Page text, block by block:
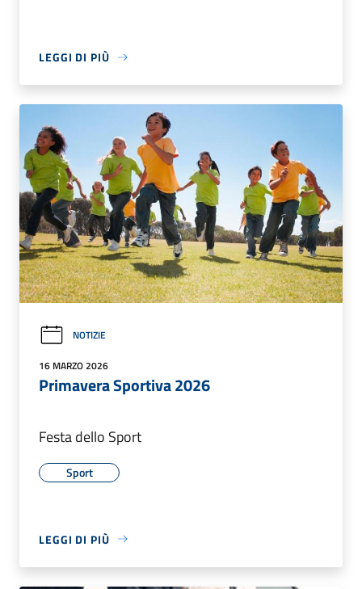
LEGGI DI PIÙ
NOTIZIE
16 MARZO 2026
Primavera Sportiva 2026
Festa dello Sport
Sport
LEGGI DI PIÙ